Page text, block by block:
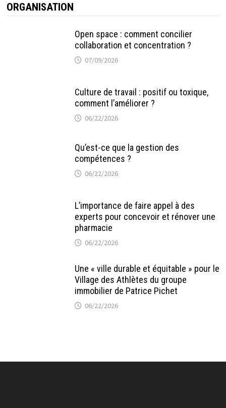
ORGANISATION
Open space : comment concilier
collaboration et concentration ?
07/09/2026
Culture de travail : positif ou toxique,
comment l’améliorer ?
06/22/2026
Qu’est-ce que la gestion des
compétences ?
06/22/2026
L’importance de faire appel à des
experts pour concevoir et rénover une
pharmacie
06/22/2026
Une « ville durable et équitable » pour le
Village des Athlètes du groupe
immobilier de Patrice Pichet
06/22/2026